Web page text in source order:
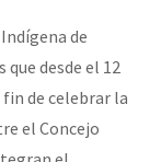
de
desde el 12
de celebrar la
el Concejo